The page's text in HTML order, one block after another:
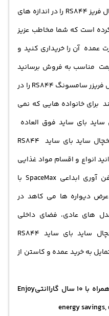
شرکت سامسونگ همین مدل یخچال فریز RS844 را در اندازه های
است که شما مخاطب عزیز
عمده آن را خریداری کنید و
مناسب به فروش برسانید
همچنین این شرکت توانسته یخچال فریزر سامسونگ RS844 را در
برای خانواده هایی که نمی
ساید بای ساید فوق العاده
پرداخت کنند. حجم فضای جادار یخچال ساید بای ساید RS844
می توانید انواع و اقسام مواد غذایی
مختلف را در آن نگهداری کنید. فن آوری ابداعی SpaceMax با
عرض دیواره ها می کاهد در
مدل های عادی، فضای داخلی
بیشتری بدست خواهید آورد. یخچال ساید بای ساید RS844
به خرید عمده و کاستن از
لذت بردن از صرفه جویی در انرژی همراه با 10 سال گاراانتیEnjoy
energy